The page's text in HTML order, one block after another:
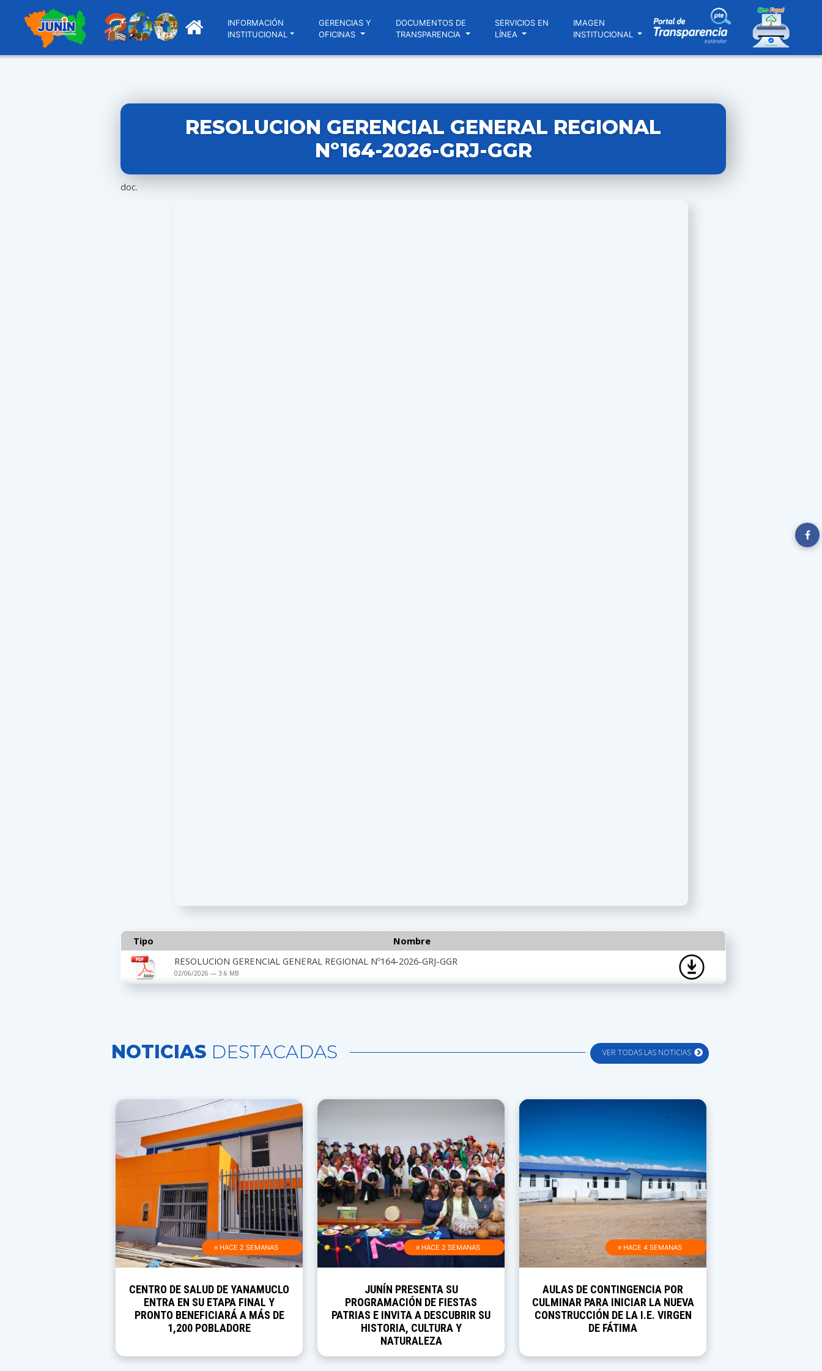
INFORMACIÓN
INSTITUCIONAL
GERENCIAS Y
OFICINAS
DOCUMENTOS DE
TRANSPARENCIA
SERVICIOS EN
LÍNEA
IMAGEN
INSTITUCIONAL
RESOLUCION GERENCIAL GENERAL REGIONAL
Nº164-2026-GRJ-GGR
doc.
Tipo
Nombre
RESOLUCION GERENCIAL GENERAL REGIONAL Nº164-2026-GRJ-GGR
02/06/2026 — 3.6 MB
VER TODAS LAS NOTICIAS
NOTICIAS DESTACADAS
≡ HACE 2 SEMANAS
CENTRO DE SALUD DE YANAMUCLO
ENTRA EN SU ETAPA FINAL Y
PRONTO BENEFICIARÁ A MÁS DE
1,200 POBLADORE
≡ HACE 2 SEMANAS
JUNÍN PRESENTA SU
PROGRAMACIÓN DE FIESTAS
PATRIAS E INVITA A DESCUBRIR SU
HISTORIA, CULTURA Y
NATURALEZA
≡ HACE 4 SEMANAS
AULAS DE CONTINGENCIA POR
CULMINAR PARA INICIAR LA NUEVA
CONSTRUCCIÓN DE LA I.E. VIRGEN
DE FÁTIMA